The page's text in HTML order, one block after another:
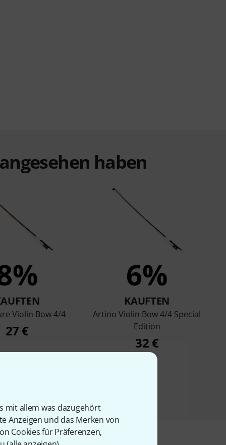
mit allem was dazugehört
Anzeigen und das Merken von
Cookies für Präferenzen,
haben
Violin Bow 4/4
27 €
6%
KAUFTEN
Artino Violin Bow 4/4 Special
Edition
32 €